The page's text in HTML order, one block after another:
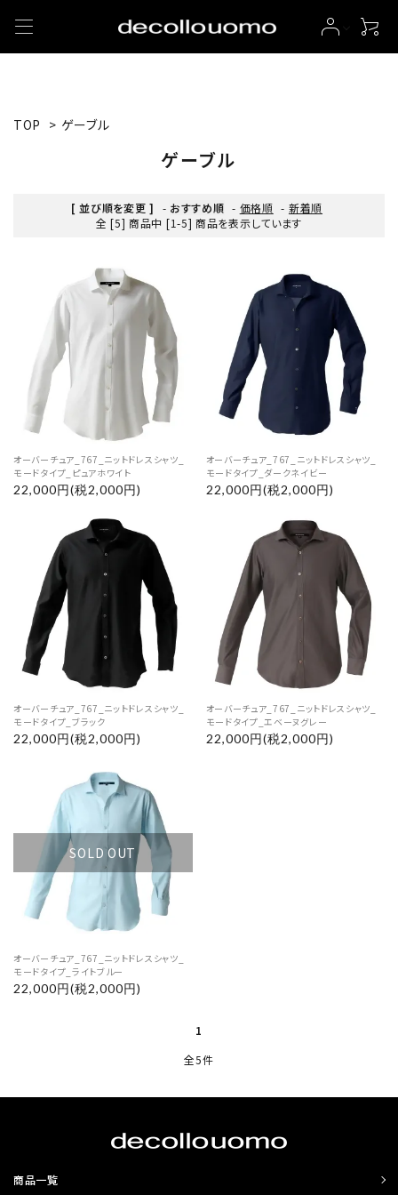
TOP > ゲーブル
ゲーブル
[ 並び順を変更 ] - おすすめ順 - 価格順 - 新着順
全 [5] 商品中 [1-5] 商品を表示しています
オーバーチュア_767_ニットドレスシャツ_
モードタイプ_ピュアホワイト
22,000円(税2,000円)
オーバーチュア_767_ニットドレスシャツ_
モードタイプ_ダークネイビー
22,000円(税2,000円)
オーバーチュア_767_ニットドレスシャツ_
モードタイプ_ブラック
22,000円(税2,000円)
オーバーチュア_767_ニットドレスシャツ_
モードタイプ_エベーヌグレー
22,000円(税2,000円)
SOLD OUT
オーバーチュア_767_ニットドレスシャツ_
モードタイプ_ライトブルー
22,000円(税2,000円)
1
全5件
キーワード
カテゴリー
商品一覧